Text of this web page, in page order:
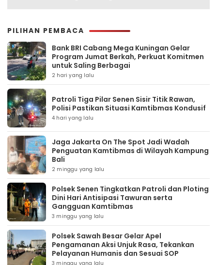
PILIHAN PEMBACA
Bank BRI Cabang Mega Kuningan Gelar
Program Jumat Berkah, Perkuat Komitmen
untuk Saling Berbagai
2 hari yang lalu
Patroli Tiga Pilar Senen Sisir Titik Rawan,
Polisi Pastikan Situasi Kamtibmas Kondusif
4 hari yang lalu
Jaga Jakarta On The Spot Jadi Wadah
Penguatan Kamtibmas di Wilayah Kampung
Bali
2 minggu yang lalu
Polsek Senen Tingkatkan Patroli dan Ploting
Dini Hari Antisipasi Tawuran serta
Gangguan Kamtibmas
3 minggu yang lalu
Polsek Sawah Besar Gelar Apel
Pengamanan Aksi Unjuk Rasa, Tekankan
Pelayanan Humanis dan Sesuai SOP
3 minggu yang lalu